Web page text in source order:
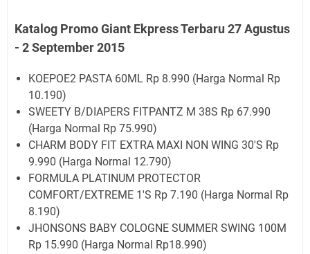
Katalog Promo Giant Ekpress Terbaru 27 Agustus
- 2 September 2015
KOEPOE2 PASTA 60ML Rp 8.990 (Harga Normal Rp
10.190)
SWEETY B/DIAPERS FITPANTZ M 38S Rp 67.990
(Harga Normal Rp 75.990)
CHARM BODY FIT EXTRA MAXI NON WING 30'S Rp
9.990 (Harga Normal 12.790)
FORMULA PLATINUM PROTECTOR
COMFORT/EXTREME 1'S Rp 7.190 (Harga Normal Rp
8.190)
JHONSONS BABY COLOGNE SUMMER SWING 100M
Rp 15.990 (Harga Normal Rp18.990)